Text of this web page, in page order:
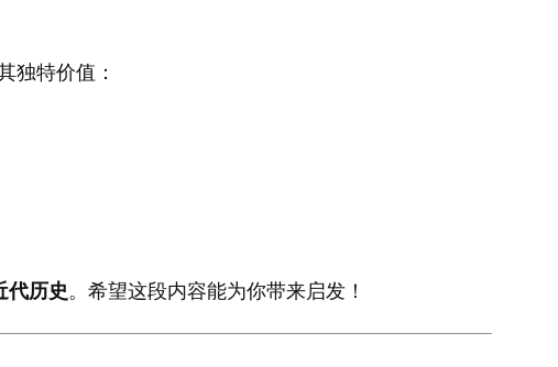
独特价值：
代历史 。希望这段内容能为你带来启发！